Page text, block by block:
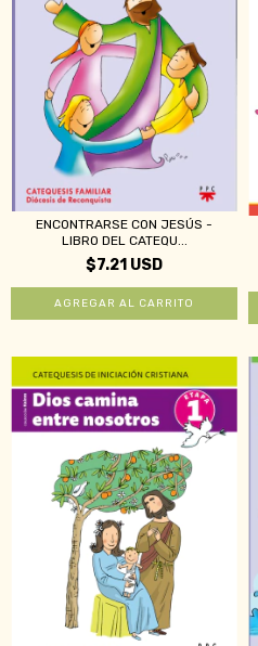
ENCONTRARSE CON JESÚS -
LIBRO DEL CATEQU...
$7.21 USD